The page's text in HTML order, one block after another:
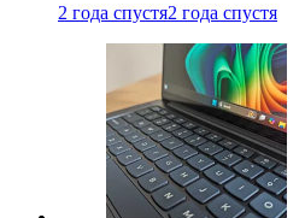
2 года спустя2 года спустя